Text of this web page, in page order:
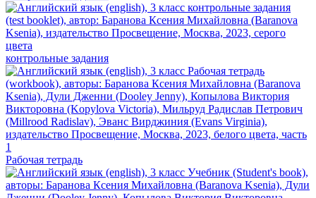
контрольные задания
Рабочая тетрадь